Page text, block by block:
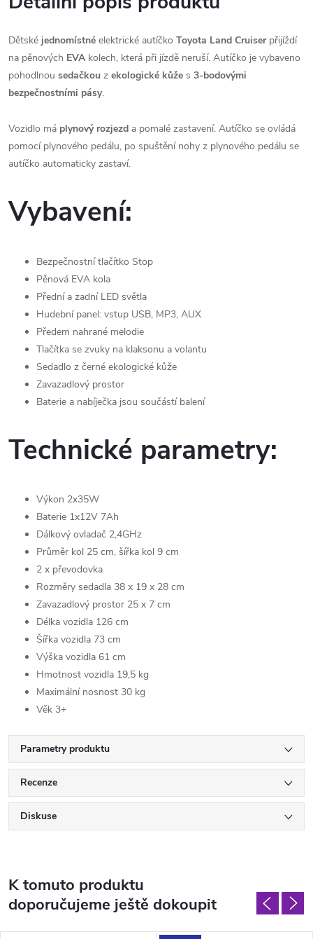
Dětské jednomístné elektrické autíčko Toyota Land Cruiserpřijíždí
na pěnových EVA kolech, která při jízdě neruší. Autíčko je vybaveno
pohodlnou sedačkou z ekologické kůže s 3-bodovými
bezpečnostními pásy.
Vozidlo má plynový rozjezd a pomalé zastavení. Autíčko se ovládá
pomocí plynového pedálu, po spuštění nohy z plynového pedálu se
autíčko automaticky zastaví.
Vybavení:
Bezpečnostní tlačítko Stop
Pěnová EVA kola
Přední a zadní LED světla
Hudební panel: vstup USB, MP3, AUX
Předem nahrané melodie
Tlačítka se zvuky na klaksonu a volantu
Sedadlo z černé ekologické kůže
Zavazadlový prostor
Baterie a nabíječka jsou součástí balení
Technické parametry:
Výkon 2x35W
Baterie 1x12V 7Ah
Dálkový ovladač 2,4GHz
Průměr kol 25 cm, šířka kol 9 cm
2 x převodovka
Rozměry sedadla 38 x 19 x 28 cm
Zavazadlový prostor 25 x 7 cm
Délka vozidla 126 cm
Šířka vozidla 73 cm
Výška vozidla 61 cm
Hmotnost vozidla 19,5 kg
Maximální nosnost 30 kg
Věk 3+
Parametry produktu
Recenze
Diskuse
K tomuto produktu
doporučujeme ještě dokoupit